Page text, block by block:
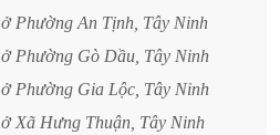
Phường An Tịnh, Tây Ninh
Phường Gò Dầu, Tây Ninh
Phường Gia Lộc, Tây Ninh
Xã Hưng Thuận, Tây Ninh